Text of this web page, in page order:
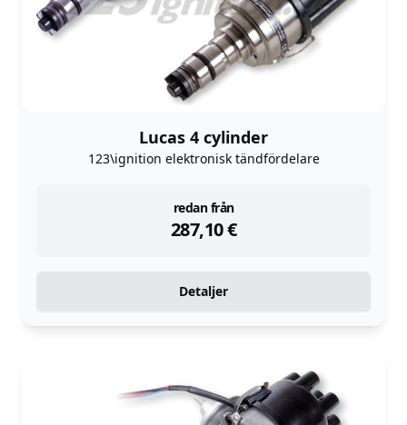
Lucas 4 cylinder
123\ignition elektronisk tändfördelare
redan från
287,10€
instock
Detaljer